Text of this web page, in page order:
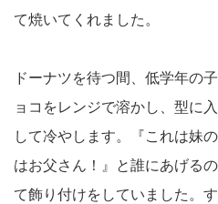
て焼いてくれました。
ドーナツを待つ間、低学年の
ョコをレンジで溶かし、型に
して冷やします。『これは妹
はお父さん！』と誰にあげる
て飾り付けをしていました。